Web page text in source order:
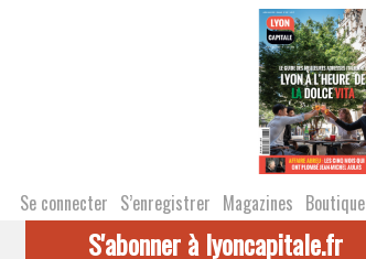
Se connecter S’enregistrer Magazines Boutique
S'abonner à lyoncapitale.fr